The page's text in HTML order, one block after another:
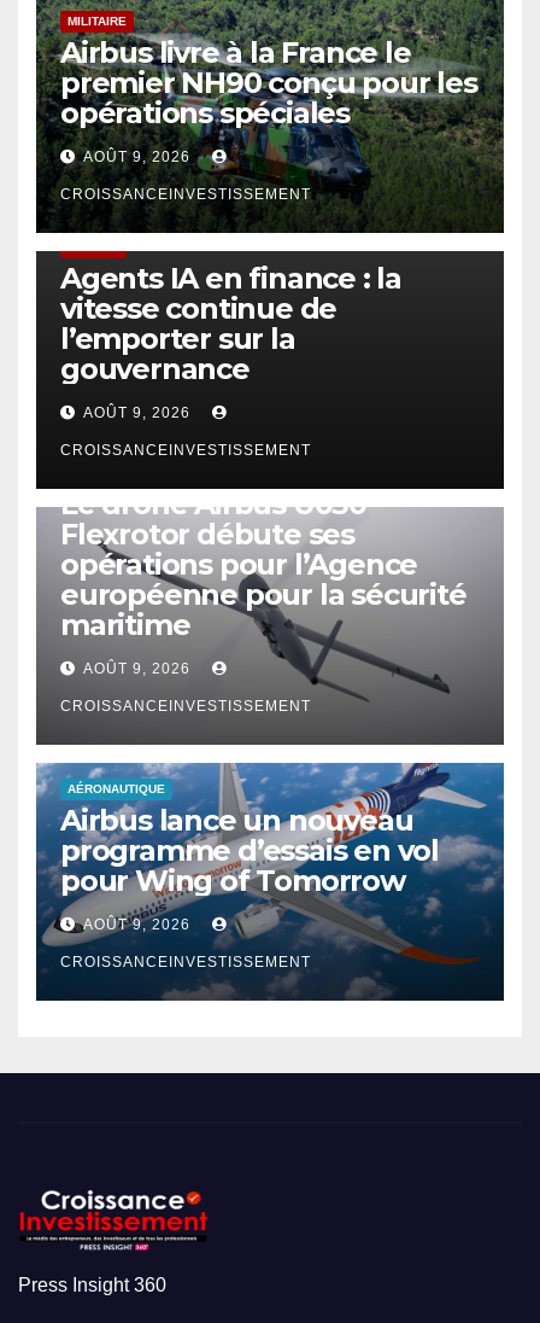
MILITAIRE
Airbus livre à la France le
premier NH90 conçu pour les
opérations spéciales
AOÛT 9, 2026
CROISSANCEINVESTISSEMENT
Agents IA en finance : la
vitesse continue de
l’emporter sur la
gouvernance
AOÛT 9, 2026
CROISSANCEINVESTISSEMENT
Le drone Airbus U030
Flexrotor débute ses
opérations pour l’Agence
européenne pour la sécurité
maritime
AOÛT 9, 2026
CROISSANCEINVESTISSEMENT
AÉRONAUTIQUE
Airbus lance un nouveau
programme d’essais en vol
pour Wing of Tomorrow
AOÛT 9, 2026
CROISSANCEINVESTISSEMENT
Press Insight 360